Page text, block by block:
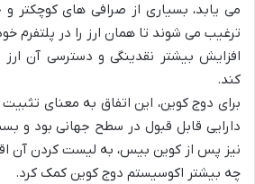
می یابد، بسیاری از صرافی های کوچکتر و
ترغیب می شوند تا همان ارز را در پلتفرم
افزایش بیشتر نقدینگی و دسترسی آن
کند.
برای دوج کوین، این اتفاق به معنای
دارایی قابل قبول در سطح جهانی بود و
نیز پس از کوین بیس، به لیست کردن آن
چه بیشتر اکوسیستم دوج کوین کمک کرد.